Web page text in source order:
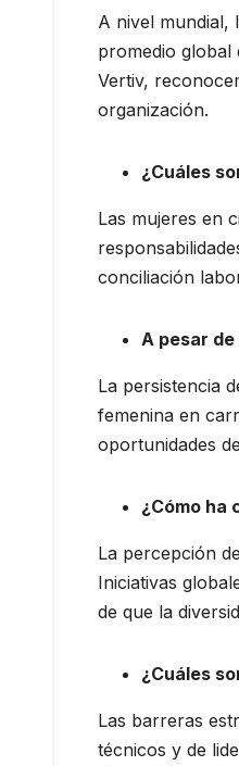
A nivel mundial,
promedio global
Vertiv,
organización.
¿Cuáles
Las mujeres en
conciliación
A pesar
La persistencia
femenina en
oportunidades
¿Cómo ha
La percepción
Iniciativas
de que la
¿Cuáles
Las barreras
técnicos y de